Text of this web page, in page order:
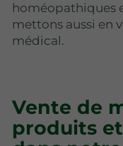
homéopathiques
mettons aussi en
médical.
Vente de
produits